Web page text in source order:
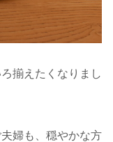
揃えたくなりまし
婦も、穏やかな方